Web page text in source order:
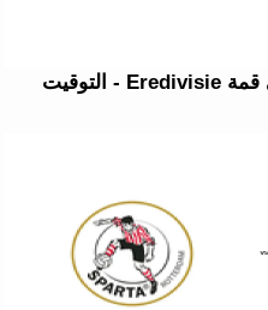
PEC Zwolle ضد AFC Ajax في قمة Eredivisie - التوقيت